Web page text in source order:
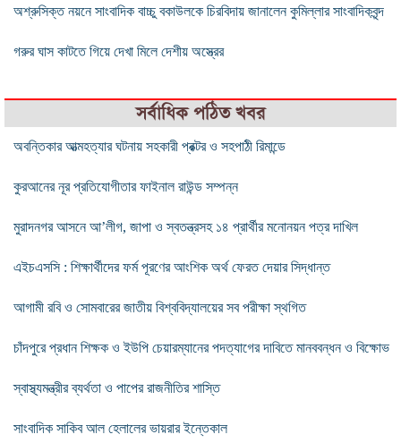
অশ্রুসিক্ত নয়নে সাংবাদিক বাচ্চু বকাউলকে চিরবিদায় জানালেন কুমিল্লার সাংবাদিকবৃন্দ
গরুর ঘাস কাটতে গিয়ে দেখা মিলে দেশীয় অস্ত্রের
সর্বাধিক পঠিত খবর
অবন্তিকার আত্মহত্যার ঘটনায় সহকারী প্রক্টর ও সহপাঠী রিমান্ডে
কুরআনের নূর প্রতিযোগীতার ফাইনাল রাউন্ড সম্পন্ন
মুরাদনগর আসনে আ’লীগ, জাপা ও স্বতন্ত্রসহ ১৪ প্রার্থীর মনোনয়ন পত্র দাখিল
এইচএসসি : শিক্ষার্থীদের ফর্ম পূরণের আংশিক অর্থ ফেরত দেয়ার সিদ্ধান্ত
আগামী রবি ও সোমবারের জাতীয় বিশ্ববিদ্যালয়ের সব পরীক্ষা স্থগিত
চাঁদপুরে প্রধান শিক্ষক ও ইউপি চেয়ারম্যানের পদত্যাগের দাবিতে মানববন্ধন ও বিক্ষোভ
স্বাস্থ্যমন্ত্রীর ব্যর্থতা ও পাপের রাজনীতির শাস্তি
সাংবাদিক সাকিব আল হেলালের ভায়রার ইন্তেকাল